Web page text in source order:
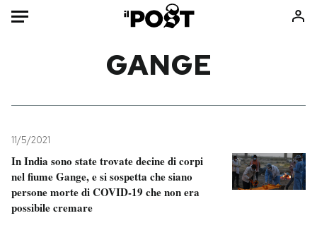
Mondo
Politica
Tecnologia
Internet
Consumismi
Storie/Idee
Ok Boomer!
GANGE
11/5/2021
In India sono state trovate decine di corpi
nel fiume Gange, e si sospetta che siano
persone morte di COVID-19 che non era
possibile cremare